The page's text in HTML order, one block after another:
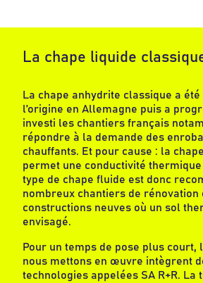
La chape liquide
La chape anhydrite classique a
l’origine en Allemagne puis a
investi les chantiers français
répondre à la demande des
chauffants. Et pour cause : la
permet une conductivité
type de chape fluide est donc
nombreux chantiers de rénovation
constructions neuves où un sol
envisagé.
Pour un temps de pose plus court,
nous mettons en œuvre intègrent
technologies appelées SA R+R. La